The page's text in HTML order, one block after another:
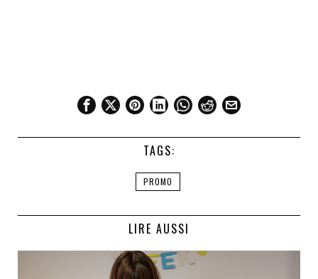
TAGS:
PROMO
LIRE AUSSI